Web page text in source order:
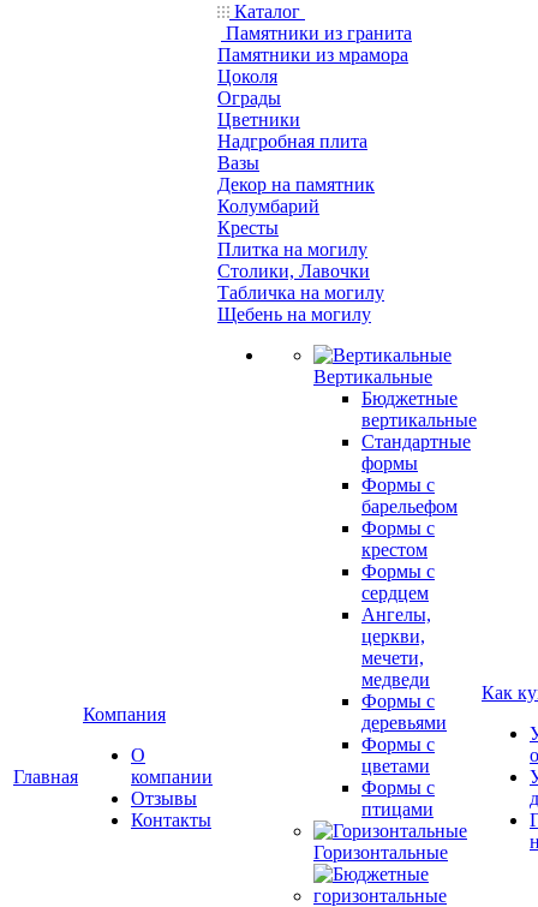
Главная
Компания
О
компании
Отзывы
Контакты
Каталог
Памятники из гранита
Памятники из мрамора
Цоколя
Ограды
Цветники
Надгробная плита
Вазы
Декор на памятник
Колумбарий
Кресты
Плитка на могилу
Столики, Лавочки
Табличка на могилу
Щебень на могилу
Вертикальные
Бюджетные
вертикальные
Стандартные
формы
Формы с
барельефом
Формы с
крестом
Формы с
сердцем
Ангелы,
церкви,
мечети,
медведи
Формы с
деревьями
Формы с
цветами
Формы с
птицами
Горизонтальные
Как